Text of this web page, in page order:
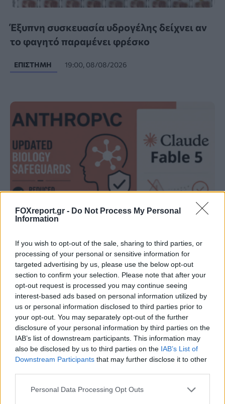
FOXreport.gr - Do Not Process My Personal
Information
If you wish to opt-out of the sale, sharing to third parties, or
processing of your personal or sensitive information for
targeted advertising by us, please use the below opt-out
section to confirm your selection. Please note that after your
opt-out request is processed you may continue seeing
interest-based ads based on personal information utilized by
us or personal information disclosed to third parties prior to
your opt-out. You may separately opt-out of the further
disclosure of your personal information by third parties on the
IAB’s list of downstream participants. This information may
also be disclosed by us to third parties on the IAB’s List of
Downstream Participants that may further disclose it to other
Personal Data Processing Opt Outs
Έξυπνη συσκευασία υδρογέλης δείχνει αν
το φαγητό παραμένει φρέσκο
ΕΠΙΣΤΉΜΗ 19:00, 08/08/2026
Η Anthropic βελτιώνει τα φίλτρα
ασφαλείας της βιολογίας του Claude Fable
5 για τη μείωση των ψευδών θετικών
αποτελεσμάτων
ΤΕΧΝΟΛΟΓΊΑ 17:00, 08/08/2026